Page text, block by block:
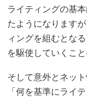
ライティングの基
たようになります
ィングを組むとな
を駆使していくこと
そして意外とネッ
「何を基準にライ